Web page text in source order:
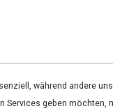
während andere
geben